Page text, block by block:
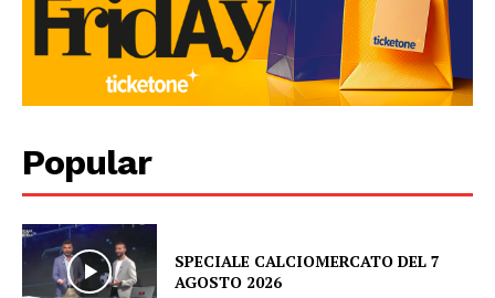
Popular
SPECIALE CALCIOMERCATO DEL 7
AGOSTO 2026